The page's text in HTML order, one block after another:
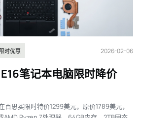
限时优惠 2026-02-06
笔记本电脑限时降价
百思买限时特价1299美元，原价1789美元，